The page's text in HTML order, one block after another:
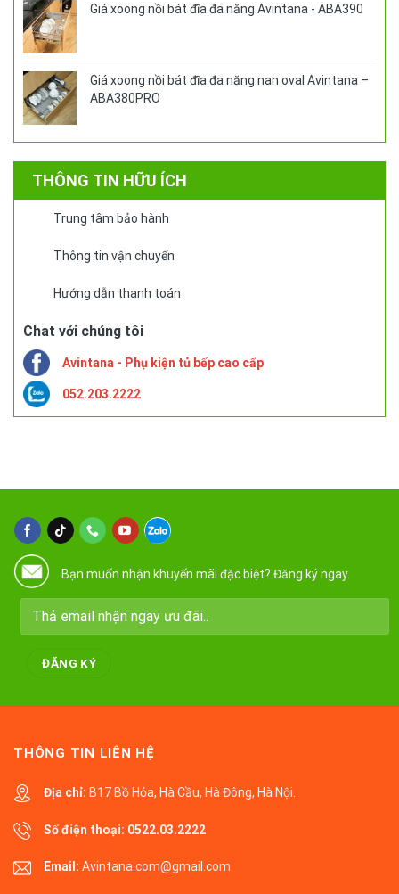
Giá xoong nồi bát đĩa đa năng Avintana - ABA390
Giá xoong nồi bát đĩa đa năng nan oval Avintana –
ABA380PRO
THÔNG TIN HỮU ÍCH
Trung tâm bảo hành
Thông tin vận chuyển
Hướng dẫn thanh toán
Chat với chúng tôi
Avintana - Phụ kiện tủ bếp cao cấp
052.203.2222
Bạn muốn nhận khuyến mãi đặc biệt? Đăng ký ngay.
THÔNG TIN LIÊN HỆ
Địa chỉ: B17 Bồ Hỏa, Hà Cầu, Hà Đông, Hà Nội.
Số điện thoại: 0522.03.2222
Email: Avintana.com@gmail.com